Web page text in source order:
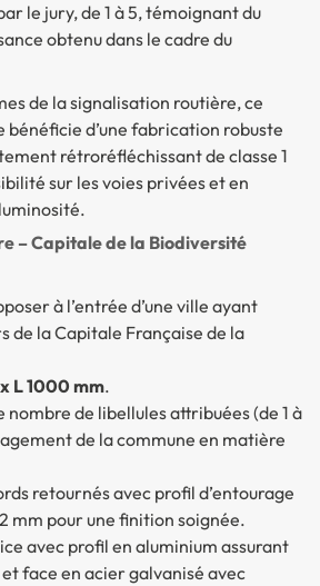
le jury, de 1 à 5, témoignant du
obtenu dans le cadre du
de la signalisation routière, ce
bénéficie d’une fabrication robuste
rétroréfléchissant de classe 1
sur les voies privées et en
– Capitale de la Biodiversité
à l’entrée d’une ville ayant
de la Capitale Française de la
L 1000 mm.
nombre de libellules attribuées (de 1 à
de la commune en matière
retournés avec profil d’entourage
mm pour une finition soignée.
avec profil en aluminium assurant
face en acier galvanisé avec